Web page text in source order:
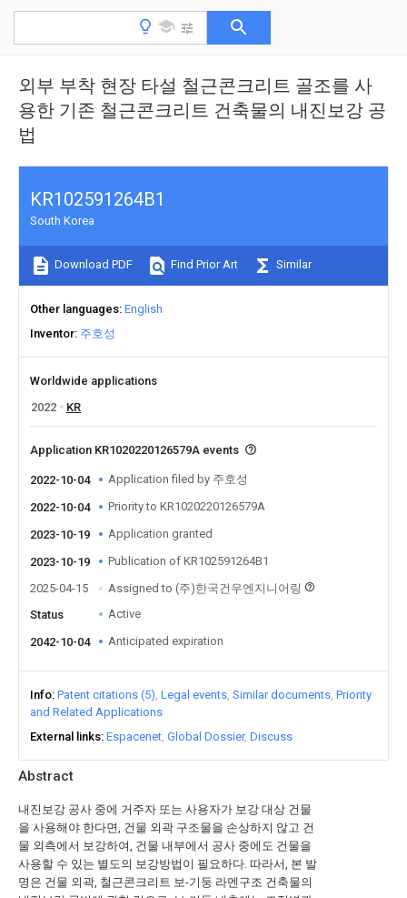
외부 부착 현장 타설 철근콘크리트 골조를 사
용한 기존 철근콘크리트 건축물의 내진보강 공
법
Abstract
내진보강 공사 중에 거주자 또는 사용자가 보강 대상 건물
을 사용해야 한다면, 건물 외곽 구조물을 손상하지 않고 건
물 외측에서 보강하여, 건물 내부에서 공사 중에도 건물을
사용할 수 있는 별도의 보강방법이 필요하다. 따라서, 본 발
명은 건물 외곽, 철근콘크리트 보-기둥 라멘구조 건축물의
KR102591264B1
South Korea
Download PDF Find Prior Art Similar
Other languages English
Inventor 주호성
Worldwide applications
2022
KR
Application KR1020220126579A events
2022-10-04 Application filed by 주호성
2022-10-04 Priority to KR1020220126579A
2023-10-19 Application granted
2023-10-19
Publication of KR102591264B1
2025-04-15
Assigned to (주)한국건우엔지니어링
Status
Active
2042-10-04 Anticipated expiration
Info Patent citations (5) Legal events Similar documents Priority
and Related Applications
External links Espacenet Global Dossier Discuss